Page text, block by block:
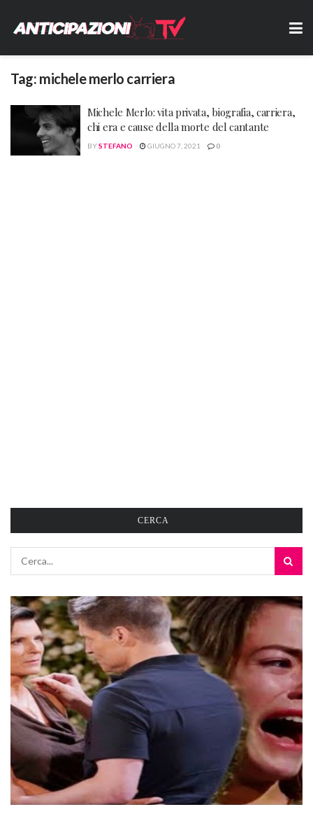
Tag: michele merlo carriera
Michele Merlo: vita privata, biografia, carriera,
chi era e cause della morte del cantante
BYSTEFANO GIUGNO 7, 2021 0
CERCA